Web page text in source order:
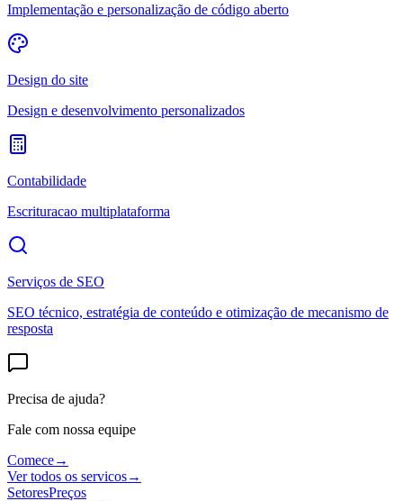
Implementação e personalização de código aberto
Design do site
Design e desenvolvimento personalizados
Contabilidade
Escrituracao multiplataforma
Serviços de SEO
SEO técnico, estratégia de conteúdo e otimização de mecanismo de
resposta
Precisa de ajuda?
Fale com nossa equipe
Comece→
Ver todos os servicos→
SetoresPreços